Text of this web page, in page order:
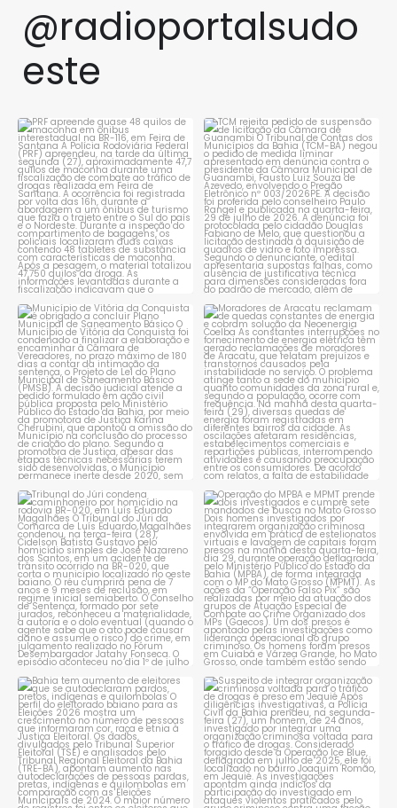
@radioportalsudo
este
PRF apreende quase 48 quilos
de maconha em ônibus...
1 0
TCM rejeita pedido de
suspensão de licitação da...
1 0
Município de Vitória da
Conquista é obrigado a...
1 0
Moradores de Aracatu
reclamam de quedas
constantes ...
1 0
Tribunal do Júri condena
caminhoneiro por...
1 0
Operação do MPBA e MPMT
prende dois investigados e...
1 0
Bahia tem aumento de eleitores
que se autodeclaram...
1 0
Suspeito de integrar
organização criminosa
voltada...
1 0